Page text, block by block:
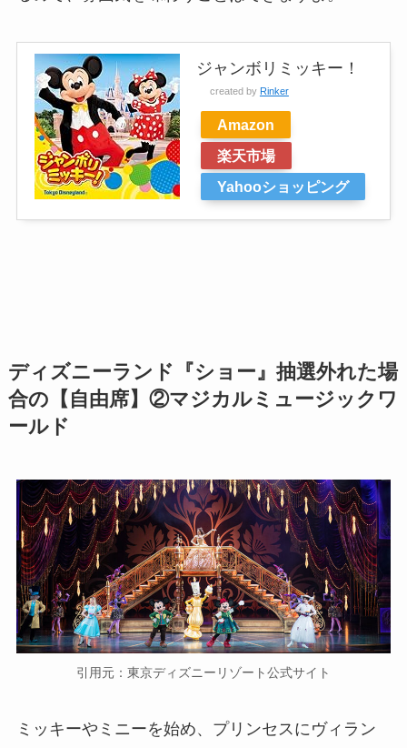
ジャンボリミッキー！
created by Rinker
Amazon
楽天市場
Yahooショッピング
ディズニーランド『ショー』抽選外れた場
合の【自由席】②マジカルミュージックワ
ールド
引用元：東京ディズニーリゾート公式サイト
ミッキーやミニーを始め、プリンセスにヴィラン